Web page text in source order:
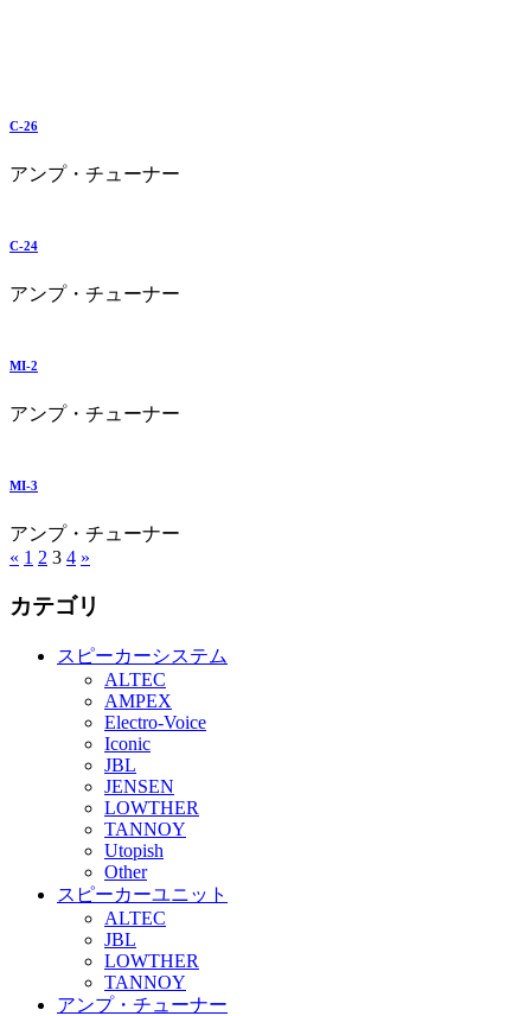
C-26
アンプ・チューナー
C-24
アンプ・チューナー
MI-2
アンプ・チューナー
MI-3
アンプ・チューナー
« 1 2 3 4 »
カテゴリ
スピーカーシステム
ALTEC
AMPEX
Electro-Voice
Iconic
JBL
JENSEN
LOWTHER
TANNOY
Utopish
Other
スピーカーユニット
ALTEC
JBL
LOWTHER
TANNOY
アンプ・チューナー